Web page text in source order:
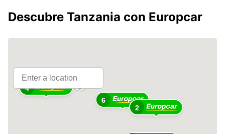
Descubre Tanzania con Europcar
6
2
4